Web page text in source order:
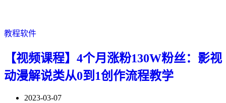
教程软件
【视频课程】4个月涨粉130W粉丝：影视
动漫解说类从0到1创作流程教学
2023-03-07